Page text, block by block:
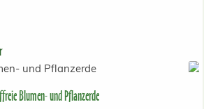
Blumen- und Pflanzerde